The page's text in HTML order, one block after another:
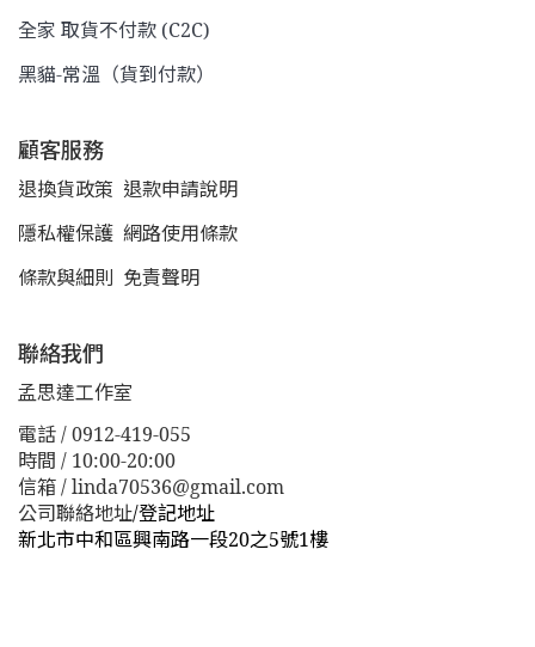
全家 取貨不付款 (C2C)
黑貓-常溫（貨到付款）
顧客服務
退換貨政策 退款申請說明
隱私權保護 網路使用條款
條款與細則 免責聲明
聯絡我們
孟思達工作室
電話 / 0912-419-055
時間 / 10:00-20:00
信箱 / linda70536@gmail.com
公司聯絡地址/登記地址
新北市中和區興南路一段20之5號1樓